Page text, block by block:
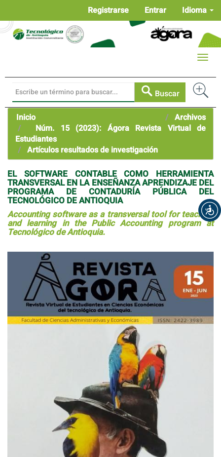
Contenido
principal
Idioma
Registrarse Entrar
Buscar
Toggle
Inicio
Archivos
Núm. 15 (2023): Ágora Revista Virtual de
Estudiantes
Artículos resultados de investigación
EL SOFTWARE CONTABLE COMO HERRAMIENTA
TRANSVERSAL EN LA ENSEÑANZA APRENDIZAJE DEL
PROGRAMA DE CONTADURÍA PÚBLICA DEL
TECNOLÓGICO DE ANTIOQUIA
Accounting software as a transversal tool for teaching
and learning in the Public Accounting program at
Tecnológico de Antioquia.
Barra
artículo